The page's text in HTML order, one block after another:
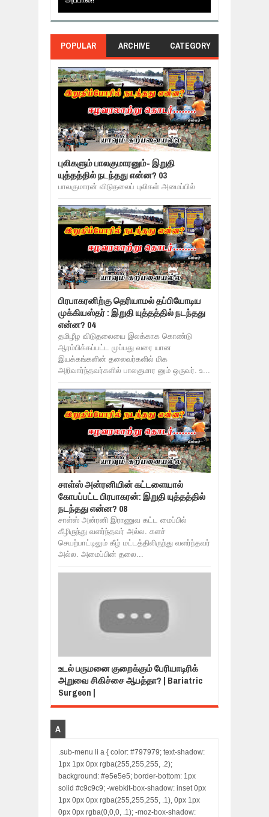
POPULAR ARCHIVE CATEGORY
புலிகளும் பாலகுமாரனும்- இறுதி
யுத்தத்தில் நடந்தது என்ன? 03
பாலகுமாரன் விடுதலைப் புலிகள் அமைப்பில்
பிரபாகரனிற்கு தெரியாமல் தப்பியோடிய
முக்கியஸ்தர் : இறுதி யுத்தத்தில் நடந்தது
என்ன? 04
தமிழீழ விடுதலையை இலக்காக கொண்டு
ஆரம்பிக்கப்பட்ட முப்பது வரை யான
இயக்கங்களின் தலைவர்களில் மிக
அறிவார்ந்தவர்களில் பாலகுமார னும் ஒருவர். உ...
சாள்ஸ் அன்ரனியின் கட்டளையால்
கோபப்பட்ட பிரபாகரன்: இறுதி யுத்தத்தில்
நடந்தது என்ன? 08
சாள்ஸ் அன்ரனி இராணுவ கட்ட மைப்பில்
கீழிருந்து வளர்ந்தவர் அல்ல. களச்
செயற்பாட்டிலும் கீழ் மட்டத்திலிருந்து வளர்ந்தவர்
அல்ல. அமைப்பின் தலை...
உடல் பருமனை குறைக்கும் பேரியாடிரிக்
அறுவை சிகிச்சை ஆபத்தா? | Bariatric
Surgeon |
A
.sub-menu li a { color: #797979; text-shadow:
1px 1px 0px rgba(255,255,255, .2);
background: #e5e5e5; border-bottom: 1px
solid #c9c9c9; -webkit-box-shadow: inset 0px
1px 0px 0px rgba(255,255,255, .1), 0px 1px
0px 0px rgba(0,0,0, .1); -moz-box-shadow: